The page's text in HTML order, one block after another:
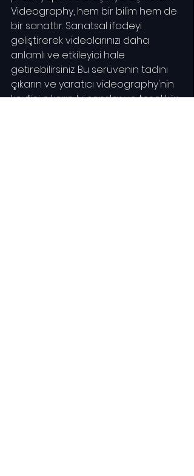
Videography, hem bir bilim hem de
bir sanattır. Sanatsal ifadeyi
geliştirerek videolarınızı daha
anlamlı ve etkileyici hale
getirebilirsiniz. Bu serüvenin tadını
çıkarın ve yaratıcı videography'nin
keyfini çıkarın. İyi şanslar ve teşekkür